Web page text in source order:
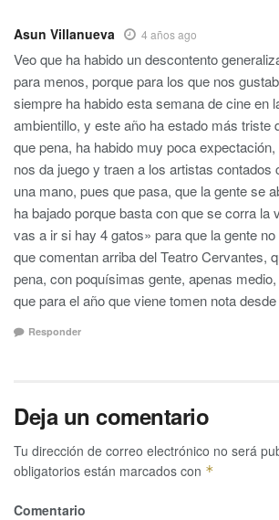
Asun Villanueva 4 años ago
Veo que ha habido un descontento
para menos, porque para los que nos
siempre ha habido esta semana de cine en
ambientillo, y este año ha estado más triste
que pena, ha habido muy poca
nos da juego y traen a los artistas contados
una mano, pues que pasa, que la gente se
ha bajado porque basta con que se corra la
vas a ir si hay 4 gatos» para que la gente
que comentan arriba del Teatro Cervantes,
pena, con poquísimas gente, apenas
que para el año que viene tomen nota
Responder
Deja un comentario
Tu dirección de correo electrónico no será
obligatorios están marcados con *
Comentario